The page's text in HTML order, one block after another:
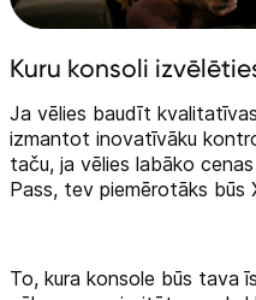
Kuru konsoli
Ja vēlies baudīt
izmantot inovatīvāku
taču, ja vēlies labāko
Pass, tev piemērotāks būs
To, kura konsole būs tava